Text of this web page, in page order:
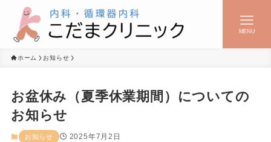
MENU
ホーム お知らせ
お盆休み（夏季休業期間）についての
お知らせ
お知らせ 2025年7月2日